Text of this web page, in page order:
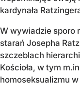
kardynała
W wywiadzie sporo
starań Josepha
szczeblach
Kościoła, w tym
homoseksualizmu